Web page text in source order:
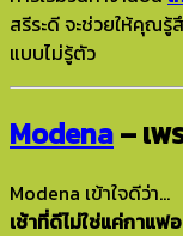
สรีระดี จะช่วยให้คุณ
แบบไม่รู้ตัว
Modena– เพ
Modena เข้าใจดีว่า…
เช้าที่ดีไม่ใช่แค่กาแ